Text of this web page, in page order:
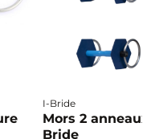
I-Bride
Mors 2
Bride